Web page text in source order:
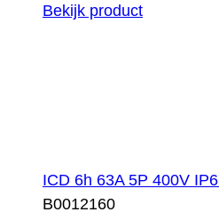
Bekijk product
ICD 6h 63A 5P 400V
B0012160